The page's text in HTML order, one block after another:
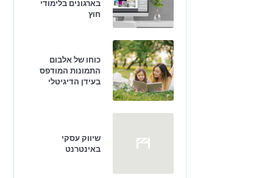
בארגונים בלימודי
חוץ
כוחו של אלבום
התמונות המודפס
בעידן הדיגיטלי
שיווק עסקי
באינטרנט